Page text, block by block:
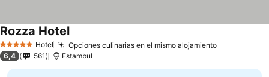
5 Estrellas Hotel Opciones culinarias en el mismo alojamiento
Rozza Hotel
6,4 561 Estambul